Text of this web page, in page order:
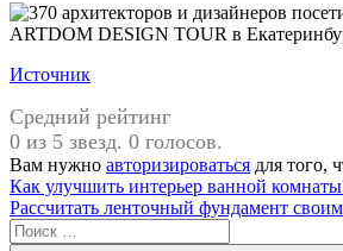
Источник
Средний рейтинг
0 из 5 звезд. 0 голосов.
Вам нужно авторизироваться для того,
Навигация
по
Предыдущая
запись:
Как улучшить интерьер ванной
Следующая
запись:
Рассчитать ленточный фундамент
Поиск